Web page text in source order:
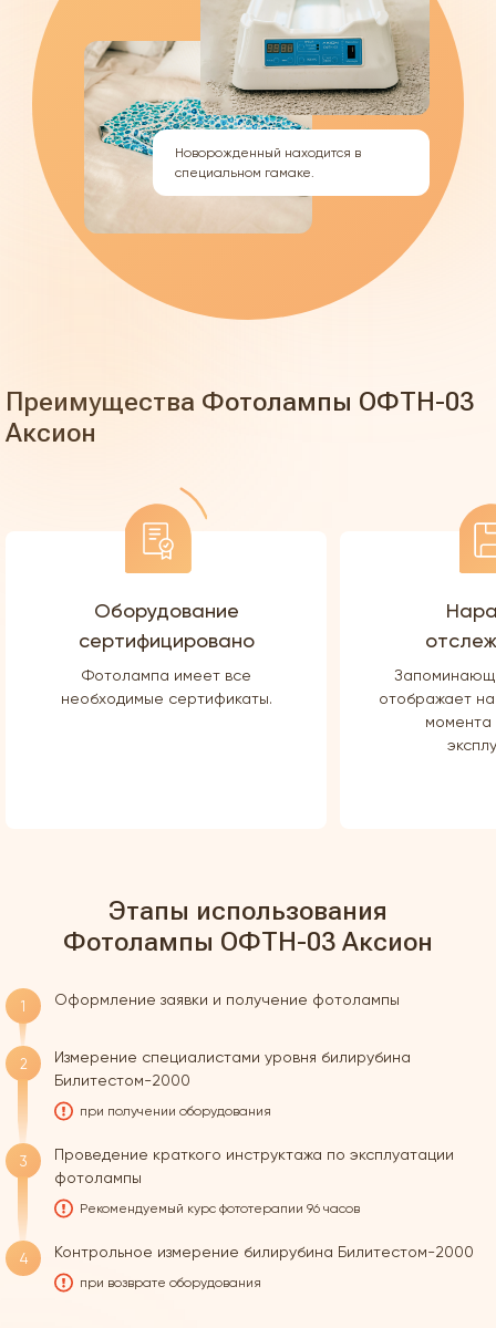
Новорожденный находится в
специальном гамаке.
Преимущества Фотолампы ОФТН-03
Аксион
Оборудование
сертифицировано
Фотолампа имеет все
необходимые сертификаты.
отображает
момента
Этапы использования
Фотолампы ОФТН-03 Аксион
1 Оформление заявки и получение фотолампы
2
Измерение специалистами уровня билирубина
Билитестом-2000
при получении оборудования
3
Проведение краткого инструктажа по эксплуатации
фотолампы
Рекомендуемый курс фототерапии 96 часов
4 Контрольное измерение билирубина Билитестом-2000
при возврате оборудования